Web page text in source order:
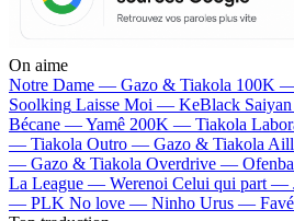
On aime
Notre Dame — Gazo & Tiakola 100K
Soolking Laisse Moi — KeBlack
Bécane —Yamê 200K — Tiakola
— Tiakola Outro — Gazo & Tiakola
— Gazo & Tiakola Overdrive —
La League — Werenoi Celui qui part —
— PLK No love — Ninho Urus —